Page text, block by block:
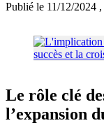
Publié le 11/12/2024
Le rôle clé
l’expansion